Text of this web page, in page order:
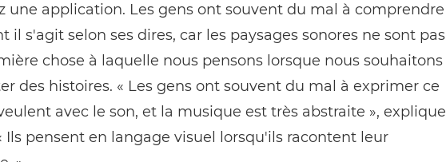
une application. Les gens ont souvent du mal à comprendre
il s'agit selon ses dires, car les paysages sonores ne sont pas
chose à laquelle nous pensons lorsque nous souhaitons
des histoires. « Les gens ont souvent du mal à exprimer ce
avec le son, et la musique est très abstraite », explique
Ils pensent en langage visuel lorsqu'ils racontent leur